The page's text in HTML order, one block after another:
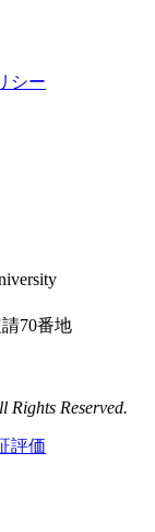
シー
70番地
Rights Reserved.